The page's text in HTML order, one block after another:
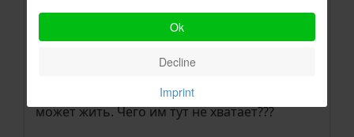
Кто-то может объяснить, почему тут в
Германии такие сложности с карасевичами?
На Украине/в Крыму их было всегда как
что даже и не верилось, что там что-то
может жить. Чего им тут не хватает???
Ok
Decline
Imprint